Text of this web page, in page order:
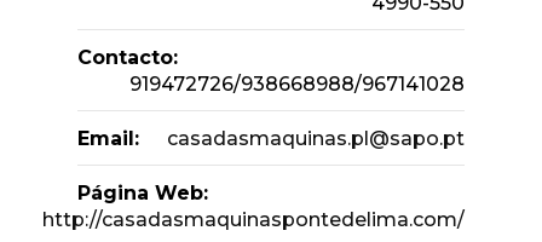
Contacto:
919472726/938668988/967141028
Email: casadasmaquinas.pl@sapo.pt
Página Web:
http://casadasmaquinaspontedelima.com/